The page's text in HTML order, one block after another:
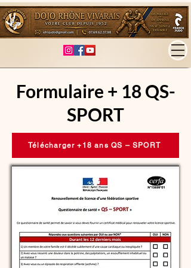
Formulaire + 18 QS-
SPORT
Télécharger +18 ans QS – SPORT